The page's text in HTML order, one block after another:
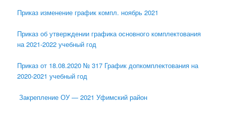
Приказ изменение график компл. ноябрь 2021
Приказ об утверждении графика основного комплектования
на 2021-2022 учебный год
Приказ от 18.08.2020 № 317 График допкомплектования на
2020-2021 учебный год
Закрепление ОУ — 2021 Уфимский район